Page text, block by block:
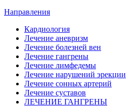
Направления
Кардиология
Лечение аневризм
Лечение болезней вен
Лечение гангрены
Лечение лимфедемы
Лечение нарушений эрекции
Лечение сонных артерий
Лечение суставов
ЛЕЧЕНИЕ ГАНГРЕНЫ